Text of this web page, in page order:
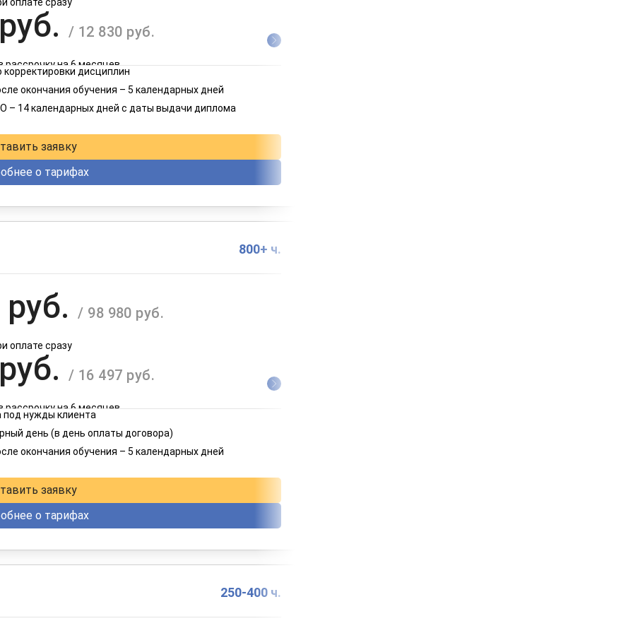
/ 12 830 руб.
рассрочку на 6 месяцев
/ 6 415 руб.
дисциплин
окончания обучения – 5 календарных дней
– 14 календарных дней с даты выдачи диплома
заявку
о тарифах
800+ ч.
руб./ 98 980 руб.
оплате сразу
/ 16 497 руб.
рассрочку на 6 месяцев
/ 8 249 руб.
под нужды клиента
день (в день оплаты договора)
окончания обучения – 5 календарных дней
заявку
о тарифах
250-400 ч.